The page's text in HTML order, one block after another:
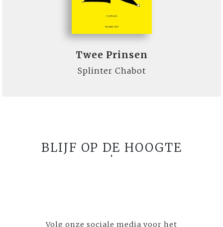
Twee Prinsen
Splinter Chabot
BLIJF OP DE HOOGTE
Volg onze sociale media voor het